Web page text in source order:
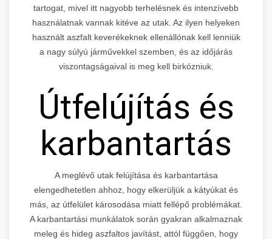
tartogat, mivel itt nagyobb terhelésnek és intenzívebb
használatnak vannak kitéve az utak. Az ilyen helyeken
használt aszfalt keverékeknek ellenállónak kell lenniük
a nagy súlyú járművekkel szemben, és az időjárás
viszontagságaival is meg kell birkózniuk.
Útfelújítás és
karbantartás
A meglévő utak felújítása és karbantartása
elengedhetetlen ahhoz, hogy elkerüljük a kátyúkat és
más, az útfelület károsodása miatt fellépő problémákat.
A karbantartási munkálatok során gyakran alkalmaznak
meleg és hideg aszfaltos javítást, attól függően, hogy